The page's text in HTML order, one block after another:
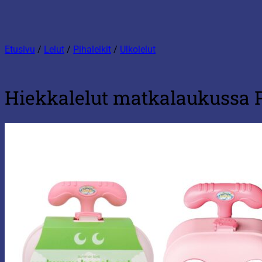
Etusivu / Lelut / Pihaleikit / Ulkolelut
Hiekkalelut matkalaukussa